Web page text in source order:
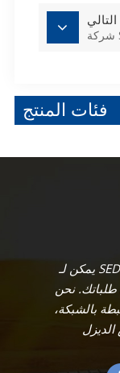
التالي
فئات المنتج
يمكن لـ SED تخصيص مجموعة حلول نظام الطاقة
طلباتك. نحن
بالشبكة،